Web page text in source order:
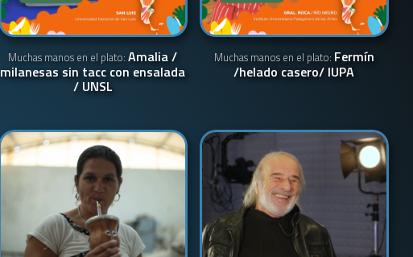
Muchas manos en el plato:Amalia /
milanesas sin tacc con ensalada
/ UNSL
Muchas manos en el plato: Fermín
/helado casero/ IUPA